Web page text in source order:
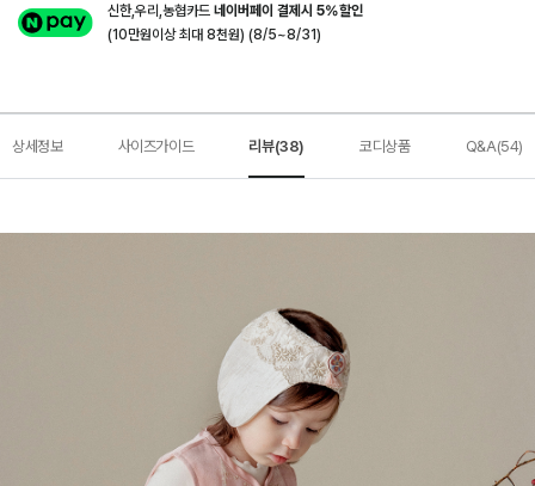
신한,우리,농협카드네이버페이 결제시 5%할인
(10만원이상 최대 8천원) (8/5~8/31)
상세정보 사이즈가이드 리뷰(38) 코디상품 Q&A(54)